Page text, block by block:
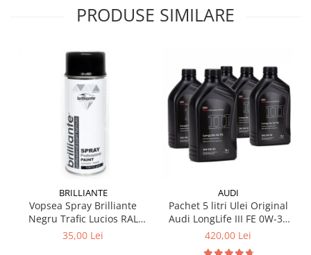
PRODUSE SIMILARE
BRILLIANTE
Vopsea Spray Brilliante
Negru Trafic Lucios RAL
9017 400 ml
35,00 Lei
AUDI
Pachet 5 litri Ulei Original
Audi LongLife III FE 0W-30
GS55545D2 – Aprobări VW420,00 Lei